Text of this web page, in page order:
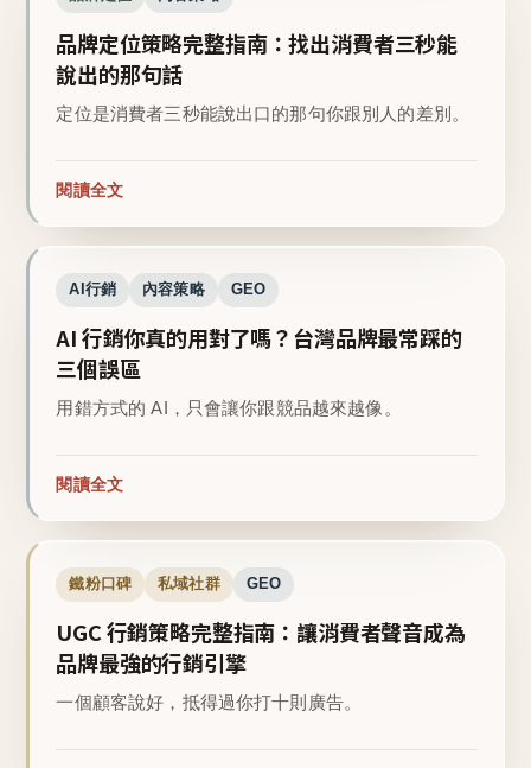
品牌定位策略完整指南：找出消費者三秒能
說出的那句話
定位是消費者三秒能說出口的那句你跟別人的差別。
閱讀全文
AI行銷 內容策略 GEO
AI 行銷你真的用對了嗎？台灣品牌最常踩的
三個誤區
用錯方式的 AI，只會讓你跟競品越來越像。
閱讀全文
鐵粉口碑 私域社群 GEO
UGC 行銷策略完整指南：讓消費者聲音成為
品牌最強的行銷引擎
一個顧客說好，抵得過你打十則廣告。